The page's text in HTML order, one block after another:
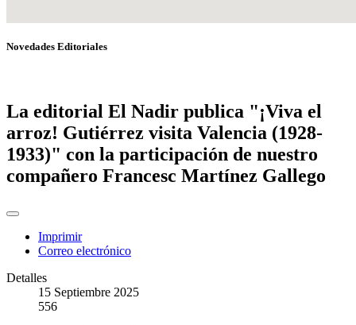
Novedades Editoriales
La editorial El Nadir publica "¡Viva el
arroz! Gutiérrez visita Valencia (1928-
1933)" con la participación de nuestro
compañero Francesc Martínez Gallego
Imprimir
Correo electrónico
Detalles
15 Septiembre 2025
556